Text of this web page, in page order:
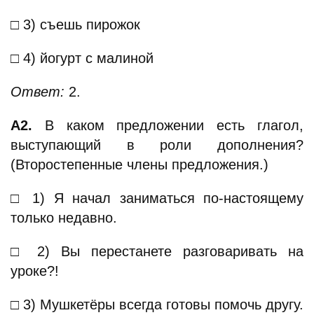
□ 3) съешь пирожок
□ 4) йогурт с малиной
Ответ: 2.
А2. В каком предложении есть глагол,
выступающий в роли дополнения?
(Второстепенные члены предложения.)
□ 1) Я начал заниматься по-настоящему
только недавно.
□ 2) Вы перестанете разговаривать на
уроке?!
□ 3) Мушкетёры всегда готовы помочь другу.